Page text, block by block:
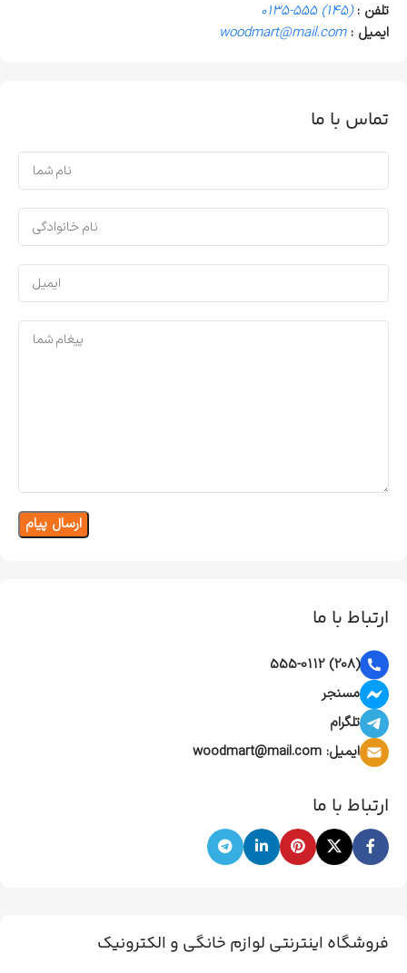
تلفن : (145) 555-0135
ایمیل : woodmart@mail.com
تماس با ما
ارتباط با ما
(208) 555-0112
مسنجر
تلگرام
ایمیل: woodmart@mail.com
ارتباط با ما
فروشگاه اینترنتی لوازم خانگی و الکترونیک